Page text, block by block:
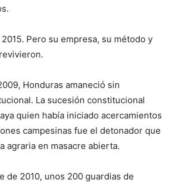
Pero su empresa, su método y
Honduras amaneció sin
La sucesión constitucional
quien había iniciado acercamientos
campesinas fue el detonador que
agraria en masacre abierta.
de 2010, unos 200 guardias de